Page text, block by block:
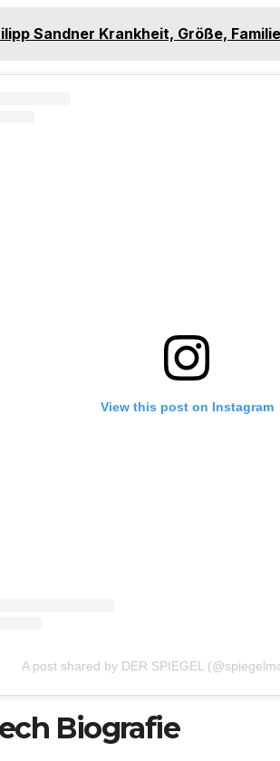
Sandner Krankheit, Größe,
View this post on Instagram
A post shared by DER SPIEGEL
Biografie